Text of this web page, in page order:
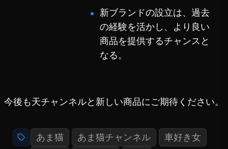
新ブランドの設立は、過去
の経験を活かし、より良い
商品を提供するチャンスと
なる。
今後も天チャンネルと新しい商品にご期待ください。
あま猫 あま猫チャンネル
車好き女